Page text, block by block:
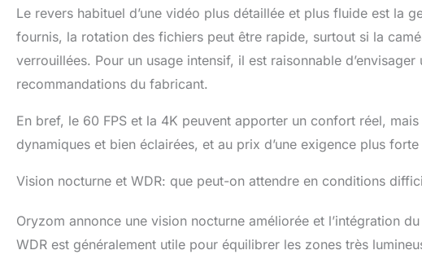
Le revers habituel d’une vidéo plus détaillée et plus fluide est la
fournis, la rotation des fichiers peut être rapide, surtout si la
verrouillées. Pour un usage intensif, il est raisonnable
recommandations du fabricant.
En bref, le 60 FPS et la 4K peuvent apporter un confort réel,
dynamiques et bien éclairées, et au prix d’une exigence plus
Vision nocturne et WDR: que peut-on attendre en conditions
Oryzom annonce une vision nocturne améliorée et l’intégration
WDR est généralement utile pour équilibrer les zones très